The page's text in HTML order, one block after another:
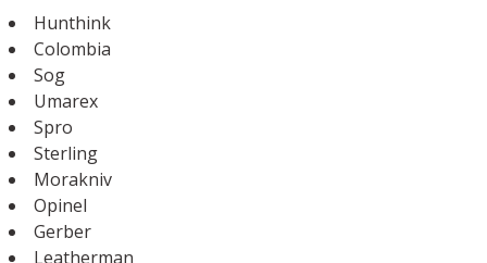
Hunthink
Colombia
Sog
Umarex
Spro
Sterling
Morakniv
Opinel
Gerber
Leatherman